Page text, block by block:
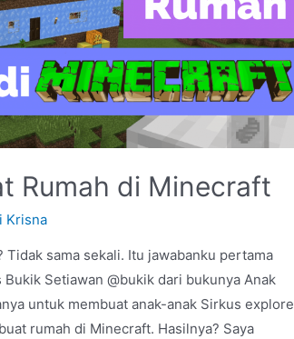
Rumah di Minecraft
Krisna
sama sekali. Itu jawabanku pertama
Setiawan @bukik dari bukunya Anak
untuk membuat anak-anak Sirkus explore
rumah di Minecraft. Hasilnya? Saya